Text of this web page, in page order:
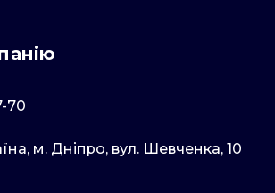
70
м. Дніпро, вул. Шевченка, 10